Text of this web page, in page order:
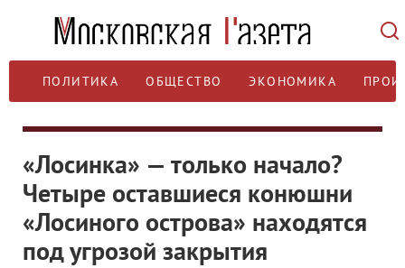
ПОЛИТИКА ОБЩЕСТВО ЭКОНОМИКА
«Лосинка» — только начало?
Четыре оставшиеся конюшни
«Лосиного острова» находятся
под угрозой закрытия